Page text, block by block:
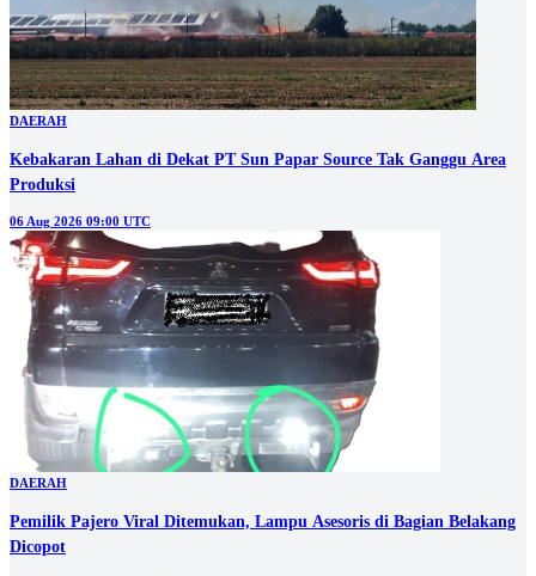
DAERAH
Kebakaran Lahan di Dekat PT Sun Papar Source Tak Ganggu Area
Produksi
06 Aug 2026 09:00 UTC
DAERAH
Pemilik Pajero Viral Ditemukan, Lampu Asesoris di Bagian Belakang
Dicopot